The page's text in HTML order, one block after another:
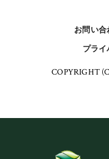
お問い合
プライ
COPYRIGHT